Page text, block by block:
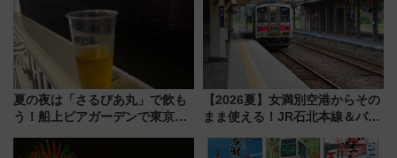
夏の夜は「さるびあ丸」で飲も
う！船上ビアガーデンで東京湾
杯……工場直送生ビールや島グ
【2026夏】女満別空港からその
まま使える！JR石北本線＆バス
ーパス」でおトクに道東観光